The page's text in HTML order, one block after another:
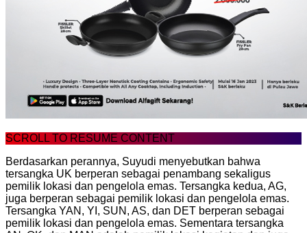
SCROLL TO RESUME CONTENT
Berdasarkan perannya, Suyudi menyebutkan bahwa
tersangka UK berperan sebagai penambang sekaligus
pemilik lokasi dan pengelola emas. Tersangka kedua, AG,
juga berperan sebagai pemilik lokasi dan pengelola emas.
Tersangka YAN, YI, SUN, AS, dan DET berperan sebagai
pemilik lokasi dan pengelola emas. Sementara tersangka